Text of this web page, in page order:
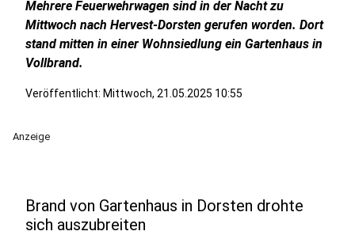
Mehrere Feuerwehrwagen sind in der Nacht zu
Mittwoch nach Hervest-Dorsten gerufen worden. Dort
stand mitten in einer Wohnsiedlung ein Gartenhaus in
Vollbrand.
Veröffentlicht: Mittwoch, 21.05.2025 10:55
Anzeige
Brand von Gartenhaus in Dorsten drohte
sich auszubreiten